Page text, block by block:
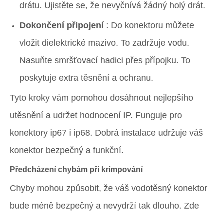
drátu. Ujistěte se, že nevyčnívá žádný holý drát.
Dokončení připojení : Do konektoru můžete
vložit dielektrické mazivo. To zadržuje vodu.
Nasuňte smršťovací hadici přes přípojku. To
poskytuje extra těsnění a ochranu.
Tyto kroky vám pomohou dosáhnout nejlepšího
utěsnění a udržet hodnocení IP. Funguje pro
konektory ip67 i ip68. Dobrá instalace udržuje váš
konektor bezpečný a funkční.
Předcházení chybám při krimpování
Chyby mohou způsobit, že váš vodotěsný konektor
bude méně bezpečný a nevydrží tak dlouho. Zde